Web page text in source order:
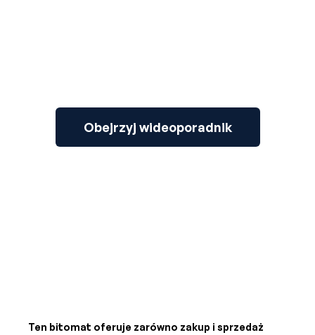
Obejrzyj wideoporadnik
Ten bitomat oferuje zarówno zakup i sprzedaż